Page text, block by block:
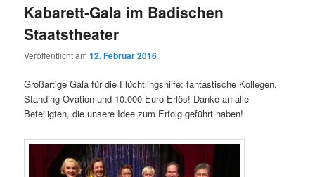
Kabarett-Gala im Badischen
Staatstheater
Veröffentlicht am12. Februar 2016
Großartige Gala für die Flüchtlingshilfe: fantastische Kollegen,
Standing Ovation und 10.000 Euro Erlös! Danke an alle
Beteiligten, die unsere Idee zum Erfolg geführt haben!